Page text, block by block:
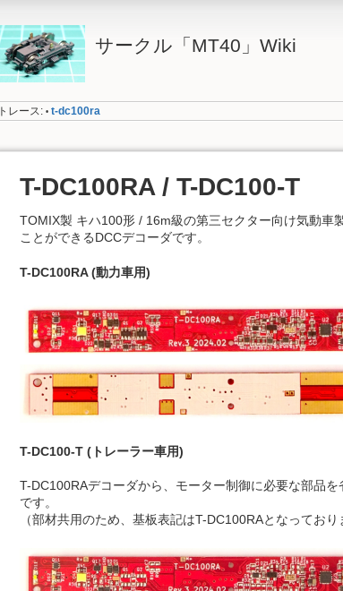
サークル「MT40」Wiki
トレース: • t-dc100ra
T-DC100RA / T-DC100-T
TOMIX製 キハ100形 / 16m級の第三セクター向け気動車
ことができるDCCデコーダです。
T-DC100RA (動力車用)
T-DC100-T (トレーラー車用)
T-DC100RAデコーダから、モーター制御に必要な部品
です。
（部材共用のため、基板表記はT-DC100RAとなっており